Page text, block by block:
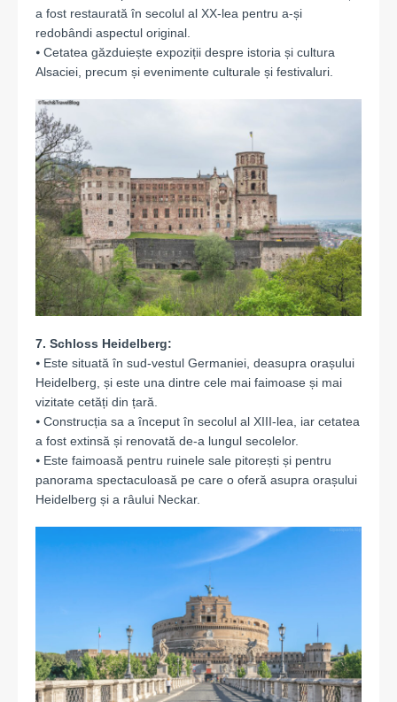
a fost restaurată în secolul al XX-lea pentru a-și
redobândi aspectul original.
⦁ Cetatea găzduiește expoziții despre istoria și cultura
Alsaciei, precum și evenimente culturale și festivaluri.
7. Schloss Heidelberg:
⦁ Este situată în sud-vestul Germaniei, deasupra orașului
Heidelberg, și este una dintre cele mai faimoase și mai
vizitate cetăți din țară.
⦁ Construcția sa a început în secolul al XIII-lea, iar cetatea
a fost extinsă și renovată de-a lungul secolelor.
⦁ Este faimoasă pentru ruinele sale pitorești și pentru
panorama spectaculoasă pe care o oferă asupra orașului
Heidelberg și a râului Neckar.